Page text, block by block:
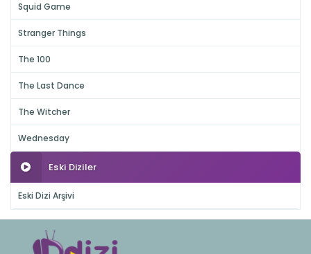
Squid Game
Stranger Things
The 100
The Last Dance
The Witcher
Wednesday
Eski Diziler
Eski Dizi Arşivi